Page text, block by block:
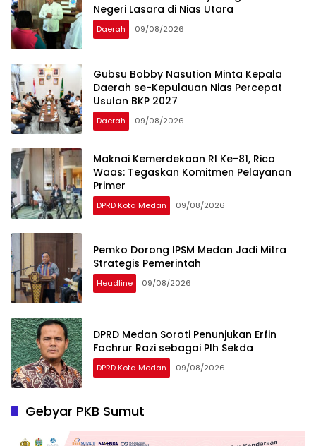
Negeri Lasara di Nias Utara
Daerah 09/08/2026
Gubsu Bobby Nasution Minta Kepala
Daerah se-Kepulauan Nias Percepat
Usulan BKP 2027
Daerah 09/08/2026
Maknai Kemerdekaan RI Ke-81, Rico
Waas: Tegaskan Komitmen Pelayanan
Primer
DPRD Kota Medan 09/08/2026
Pemko Dorong IPSM Medan Jadi Mitra
Strategis Pemerintah
Headline 09/08/2026
DPRD Medan Soroti Penunjukan Erfin
Fachrur Razi sebagai Plh Sekda
DPRD Kota Medan 09/08/2026
Gebyar PKB Sumut